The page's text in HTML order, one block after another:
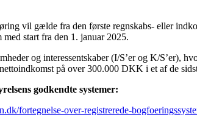
vil gælde fra den første regnskabs- eller
med start fra den 1. januar 2025.
og interessentskaber (I/S’er og K/S’er),
på over 300.000 DKK i et af de
godkendte systemer:
fortegnelse-over-registrerede-